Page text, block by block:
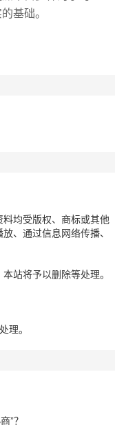
基础。
均受版权、商标或其他
、通过信息网络传播、
站将予以删除等处理。
理。
”？